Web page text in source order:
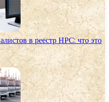
в реестр НРС: что это